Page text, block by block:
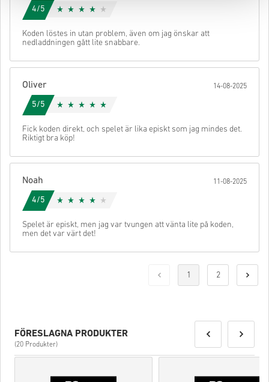
4/5
Koden löstes in utan problem, även om jag önskar att
nedladdningen gått lite snabbare.
Oliver 14-08-2025
5/5
Fick koden direkt, och spelet är lika episkt som jag mindes det.
Riktigt bra köp!
Noah 11-08-2025
4/5
Spelet är episkt, men jag var tvungen att vänta lite på koden,
men det var värt det!
1 2
FÖRESLAGNA PRODUKTER
(20 Produkter)